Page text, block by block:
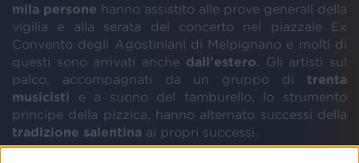
mila persone hanno assistito alle prove generali della
vigilia e alla serata del concerto nel piazzale Ex
Convento degli Agostiniani di Melpignano e molti di
questi sono arrivati anche dall'estero . Gli artisti sul
palco, accompagnati da un gruppo di trenta
musicisti e a suono del tamburello, lo strumento
principe della pizzica, hanno alternato successi della
tradizione salentina ai propri successi.